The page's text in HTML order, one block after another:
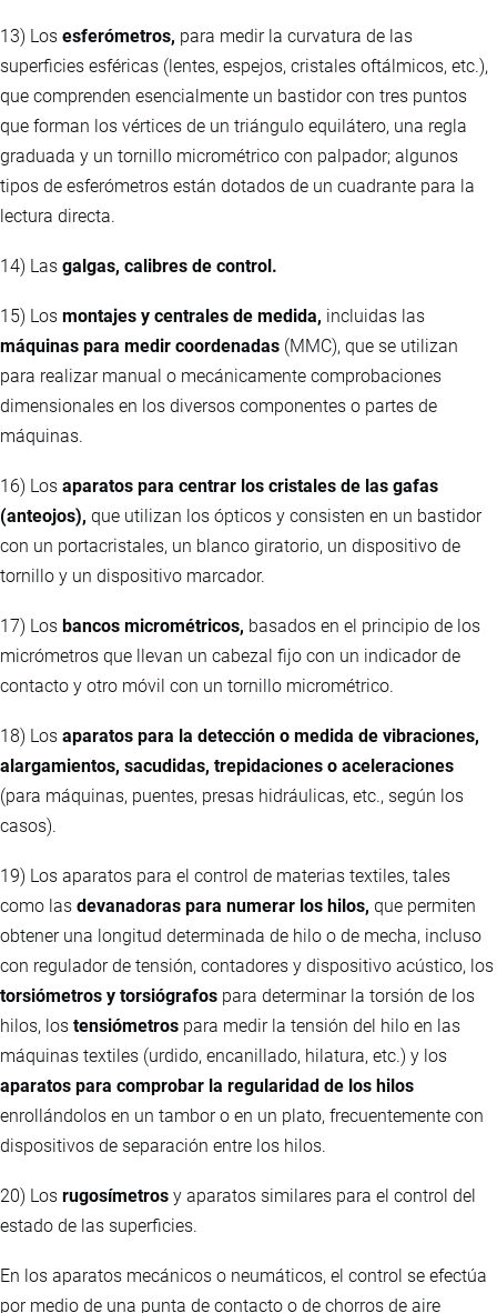
13) Los esferómetros, para medir la curvatura de las
superficies esféricas (lentes, espejos, cristales oftálmicos, etc.),
que comprenden esencialmente un bastidor con tres puntos
que forman los vértices de un triángulo equilátero, una regla
graduada y un tornillo micrométrico con palpador; algunos
tipos de esferómetros están dotados de un cuadrante para la
lectura directa.
14) Las galgas, calibres de control.
15) Los montajes y centrales de medida, incluidas las
máquinas para medir coordenadas (MMC), que se utilizan
para realizar manual o mecánicamente comprobaciones
dimensionales en los diversos componentes o partes de
máquinas.
16) Los aparatos para centrar los cristales de las gafas
(anteojos), que utilizan los ópticos y consisten en un bastidor
con un portacristales, un blanco giratorio, un dispositivo de
tornillo y un dispositivo marcador.
17) Los bancos micrométricos, basados en el principio de los
micrómetros que llevan un cabezal fijo con un indicador de
contacto y otro móvil con un tornillo micrométrico.
18) Los aparatos para la detección o medida de vibraciones,
alargamientos, sacudidas, trepidaciones o aceleraciones
(para máquinas, puentes, presas hidráulicas, etc., según los
casos).
19) Los aparatos para el control de materias textiles, tales
como las devanadoras para numerar los hilos, que permiten
obtener una longitud determinada de hilo o de mecha, incluso
con regulador de tensión, contadores y dispositivo acústico, los
torsiómetros y torsiógrafos para determinar la torsión de los
hilos, los tensiómetros para medir la tensión del hilo en las
máquinas textiles (urdido, encanillado, hilatura, etc.) y los
aparatos para comprobar la regularidad de los hilos
enrollándolos en un tambor o en un plato, frecuentemente con
dispositivos de separación entre los hilos.
20) Los rugosímetros y aparatos similares para el control del
estado de las superficies.
En los aparatos mecánicos o neumáticos, el control se efectúa
por medio de una punta de contacto o de chorros de aire